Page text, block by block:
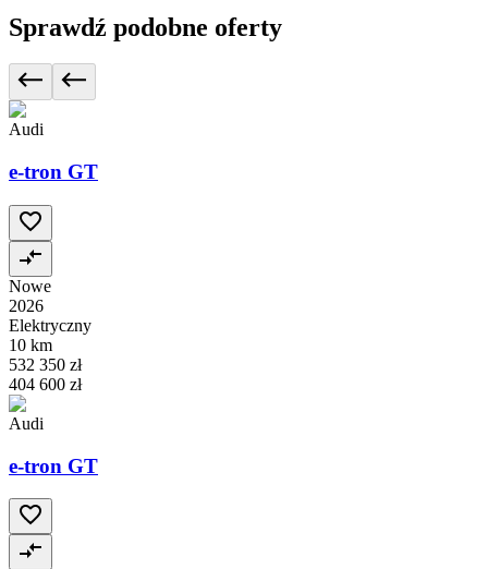
Sprawdź podobne oferty
Audi
e-tron GT
Nowe
2026
Elektryczny
10 km
532 350 zł
404 600 zł
Audi
e-tron GT